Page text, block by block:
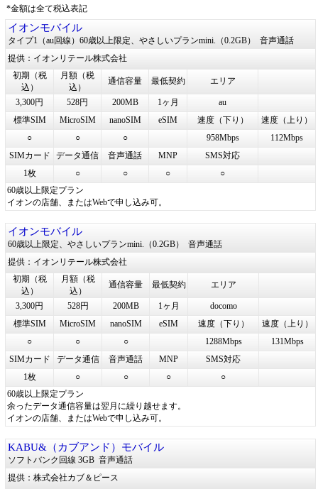
*金額は全て税込表記
イオンモバイル
タイプ1（au回線）60歳以上限定、やさしいプランmini.（0.2GB） 音声通話
提供：イオンリテール株式会社
初期（税
込）
月額（税
込）
通信容量 最低契約 エリア
3,300円 528円 200MB 1ヶ月
au
標準SIM
MicroSIM nanoSIM eSIM 速度（下り）
速度（上り）
○
○ ○ 958Mbps
112Mbps
SIMカード
データ通信 音声通話 MNP
SMS対応
1枚
○ ○ ○
○
60歳以上限定プラン
イオンの店舗、またはWebで申し込み可。
イオンモバイル
60歳以上限定、やさしいプランmini.（0.2GB） 音声通話
提供：イオンリテール株式会社
初期（税
込）
月額（税
込）
通信容量 最低契約 エリア
3,300円 528円 200MB 1ヶ月
docomo
標準SIM
MicroSIM nanoSIM eSIM 速度（下り）
速度（上り）
○
○ ○ 1288Mbps
131Mbps
SIMカード
データ通信 音声通話 MNP
SMS対応
1枚
○ ○ ○
○
60歳以上限定プラン
余ったデータ通信容量は翌月に繰り越せます。
イオンの店舗、またはWebで申し込み可。
KABU&（カブアンド）モバイル
ソフトバンク回線 3GB 音声通話
提供：株式会社カブ＆ピース